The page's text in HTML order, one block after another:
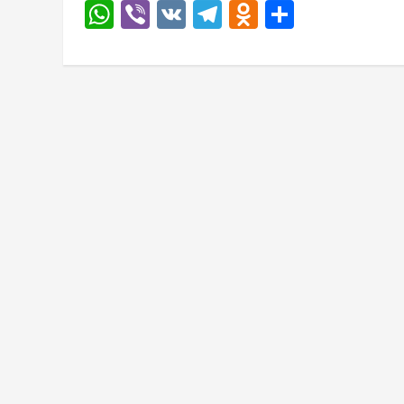
WhatsApp
Viber
VK Telegram